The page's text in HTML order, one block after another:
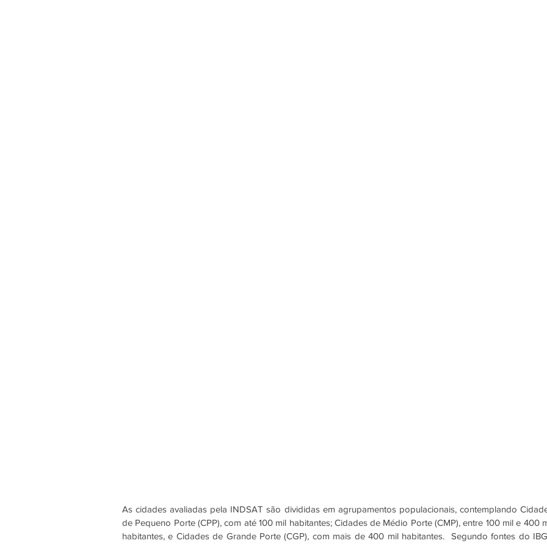
As cidades avaliadas pela INDSAT são divididas em agrupamentos populacionais, contemplando
de Pequeno Porte (CPP), com até 100 mil habitantes; Cidades de Médio Porte (CMP), entre 100 mil e 400
habitantes, e Cidades de Grande Porte (CGP), com mais de 400 mil habitantes.  Segundo fontes do